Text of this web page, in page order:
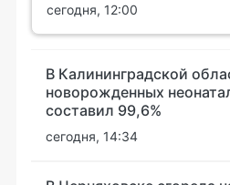
сегодня, 12:00
В Калининградской
новорожденных
составил 99,6%
сегодня, 14:34